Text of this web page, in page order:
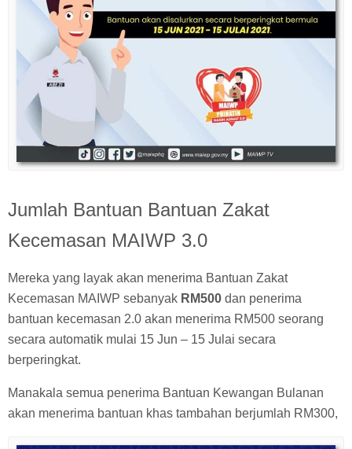
Jumlah Bantuan Bantuan Zakat
Kecemasan MAIWP 3.0
Mereka yang layak akan menerima Bantuan Zakat
Kecemasan MAIWP sebanyak RM500 dan penerima
bantuan kecemasan 2.0 akan menerima RM500 seorang
secara automatik mulai 15 Jun – 15 Julai secara
berperingkat.
Manakala semua penerima Bantuan Kewangan Bulanan
akan menerima bantuan khas tambahan berjumlah RM300,